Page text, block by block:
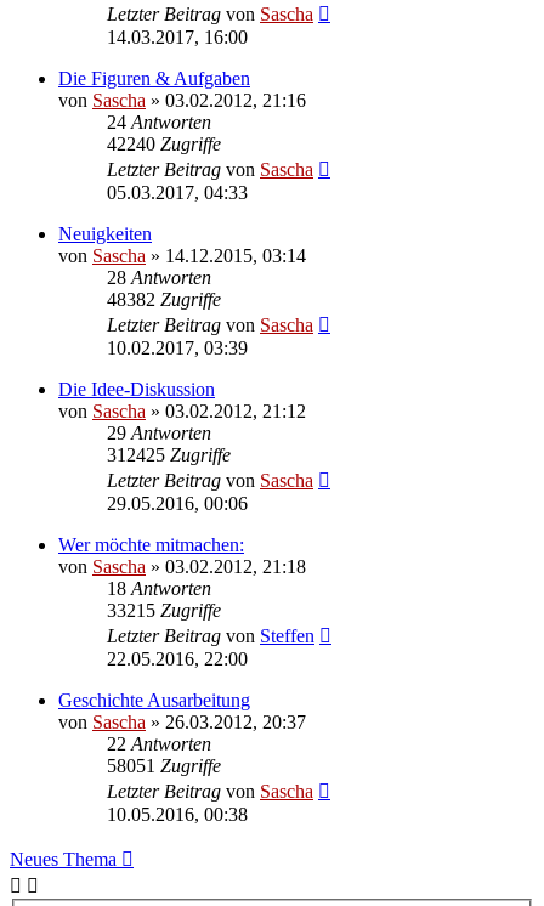
Letzter Beitrag von Sascha
14.03.2017, 16:00
Die Figuren & Aufgaben
von Sascha » 03.02.2012, 21:16
24 Antworten
42240 Zugriffe
Letzter Beitrag von Sascha
05.03.2017, 04:33
Neuigkeiten
von Sascha » 14.12.2015, 03:14
28 Antworten
48382 Zugriffe
Letzter Beitrag von Sascha
10.02.2017, 03:39
Die Idee-Diskussion
von Sascha » 03.02.2012, 21:12
29 Antworten
312425 Zugriffe
Letzter Beitrag von Sascha
29.05.2016, 00:06
Wer möchte mitmachen:
von Sascha » 03.02.2012, 21:18
18 Antworten
33215 Zugriffe
Letzter Beitrag von Steffen
22.05.2016, 22:00
Geschichte Ausarbeitung
von Sascha » 26.03.2012, 20:37
22 Antworten
58051 Zugriffe
Letzter Beitrag von Sascha
10.05.2016, 00:38
Neues Thema